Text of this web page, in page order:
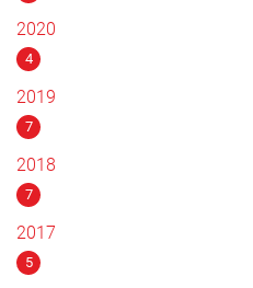
2020
4
2019
7
2018
7
2017
5